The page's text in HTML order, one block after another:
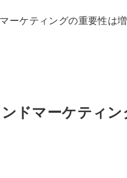
ーケティングの重要性は増
ドマーケティ